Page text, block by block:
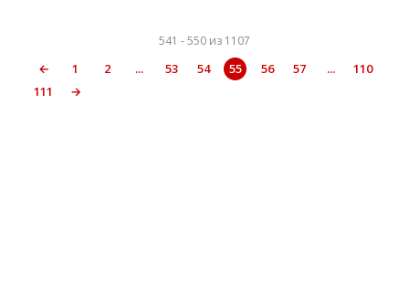
541 - 550 из 1107
← 1 2 ... 53 54 55 56 57 ...
110
111
→